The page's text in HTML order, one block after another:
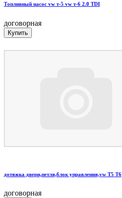
Топливный насос vw т-5 vw т-6 2.0 TDI
договорная
дотяжка двери,петля,блок управления,vw T5 T6
договорная